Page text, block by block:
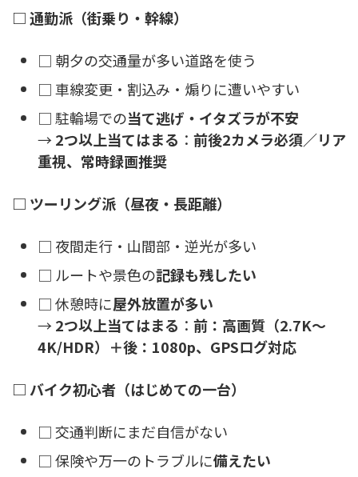
□ 通勤派（街乗り・幹線）
□ 朝夕の交通量が多い道路を使う
□ 車線変更・割込み・煽りに遭いやすい
□ 駐輪場での当て逃げ・イタズラが不安
→ 2つ以上当てはまる ： 前後2カメラ必須／リア
重視、常時録画推奨
□ ツーリング派（昼夜・長距離）
□ 夜間走行・山間部・逆光が多い
□ ルートや景色の記録も残したい
□ 休憩時に屋外放置が多い
→ 2つ以上当てはまる ： 前：高画質（2.7K〜
4K/HDR）＋後：1080p、GPSログ対応
□ バイク初心者（はじめての一台）
□ 交通判断にまだ自信がない
□ 保険や万一のトラブルに備えたい